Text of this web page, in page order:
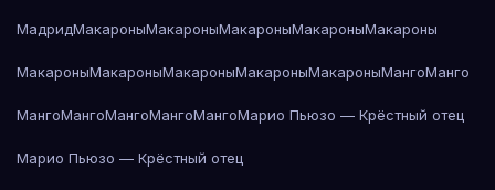
МадридМакароныМакароныМакароныМакароныМакароны
МакароныМакароныМакароныМакароныМакароныМангоМанго
МангоМангоМангоМангоМангоМарио Пьюзо — Крёстный отец
Марио Пьюзо — Крёстный отец